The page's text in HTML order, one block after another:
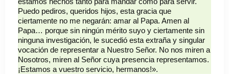
Puedo pediros, queridos hijos, esta gracia que
ciertamente no me negarán: amar al Papa. Amen al
Papa… porque sin ningún mérito suyo y ciertamente sin
ninguna investigación, le sucedió esta extraña y singular
vocación de representar a Nuestro Señor. No nos miren a
Nosotros, miren al Señor cuya presencia representamos.
¡Estamos a vuestro servicio, hermanos!».